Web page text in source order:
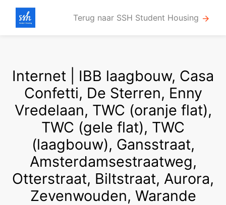
Terug naar SSH Student Housing arrow_forward
Internet | IBB laagbouw, Casa
Confetti, De Sterren, Enny
Vredelaan, TWC (oranje flat),
TWC (gele flat), TWC
(laagbouw), Gansstraat,
Amsterdamsestraatweg,
Otterstraat, Biltstraat, Aurora,
Zevenwouden, Warande